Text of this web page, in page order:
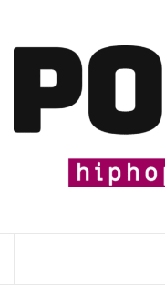
content